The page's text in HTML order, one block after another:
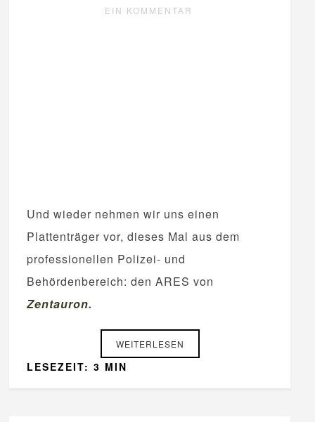
EIN KOMMENTAR
Und wieder nehmen wir uns einen
Plattenträger vor, dieses Mal aus dem
professionellen Polizei- und
Behördenbereich: den ARES von
Zentauron.
WEITERLESEN
LESEZEIT: 3 MIN